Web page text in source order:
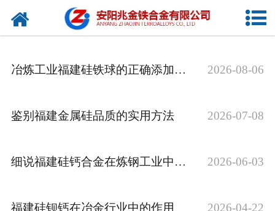
网站首页
新闻中心
产品中心
联系我们
冶炼工业福建硅铁球的正确添加与规范使用方法 2026-08-06
鉴别福建金属硅品质的实用方法 2026-07-08
细说福建硅钙合金在炼钢工业中的作用 2026-06-03
福建硅钡钙在冶金行业中的作用 2026-04-22